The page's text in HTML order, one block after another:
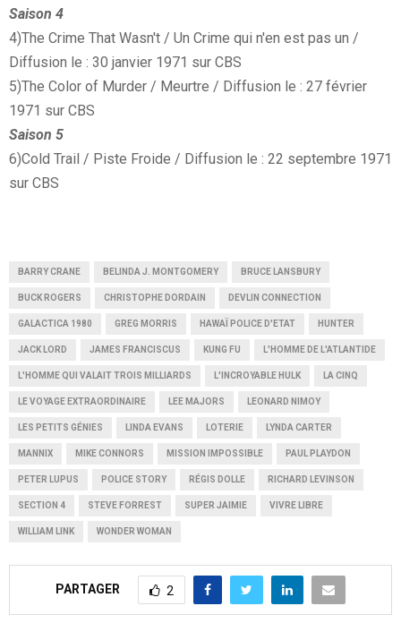
Saison 4
4)The Crime That Wasn't / Un Crime qui n'en est pas un /
Diffusion le : 30 janvier 1971 sur CBS
5)The Color of Murder / Meurtre / Diffusion le : 27 février
1971 sur CBS
Saison 5
6)Cold Trail / Piste Froide / Diffusion le : 22 septembre 1971
sur CBS
BARRY CRANE BELINDA J. MONTGOMERY BRUCE LANSBURY
BUCK ROGERS CHRISTOPHE DORDAIN DEVLIN CONNECTION
GALACTICA 1980 GREG MORRIS HAWAÏ POLICE D'ETAT HUNTER
JACK LORD JAMES FRANCISCUS KUNG FU L'HOMME DE L'ATLANTIDE
L'HOMME QUI VALAIT TROIS MILLIARDS L'INCROYABLE HULK LA CINQ
LE VOYAGE EXTRAORDINAIRE LEE MAJORS LEONARD NIMOY
LES PETITS GÉNIES LINDA EVANS LOTERIE LYNDA CARTER
MANNIX MIKE CONNORS MISSION IMPOSSIBLE PAUL PLAYDON
PETER LUPUS POLICE STORY RÉGIS DOLLE RICHARD LEVINSON
SECTION 4 STEVE FORREST SUPER JAIMIE VIVRE LIBRE
WILLIAM LINK WONDER WOMAN
PARTAGER 2